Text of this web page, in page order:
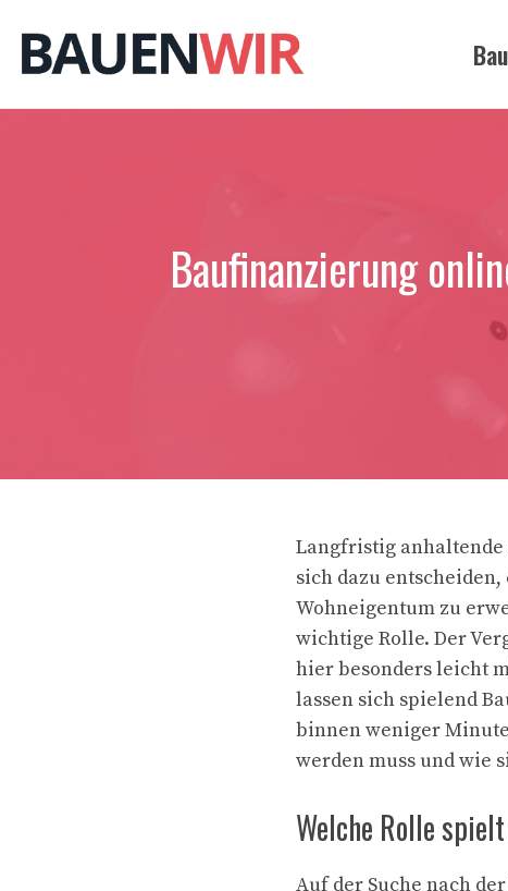
Inhalt
springen
Baufinanzierung
Langfristig anhaltende
sich dazu
Wohneigentum zu
wichtige Rolle. Der
hier besonders leicht
lassen sich spielend
binnen weniger
werden muss und wie
Welche Rolle
Auf der Suche nach